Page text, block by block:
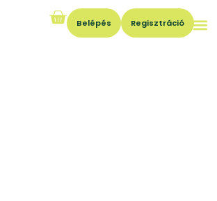
Belépés Regisztráció